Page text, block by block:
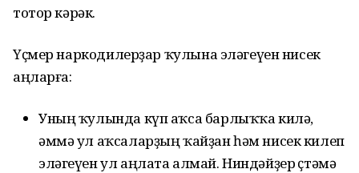
тотор кәрәк.
Үҫмер наркодилерҙар ҡулына эләгеүен нисек
аңларға:
Уның ҡулында күп аҡса барлыҡҡа килә,
әммә ул аҡсаларҙың ҡайҙан һәм нисек килеп
эләгеүен ул аңлата алмай. Ниндәйҙер өҫтәмә